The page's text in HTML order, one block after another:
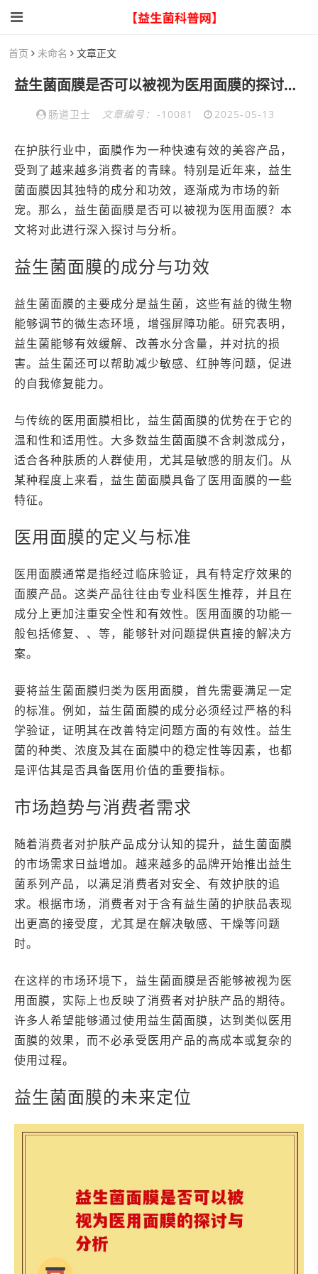
首页 未命名 文章正文
益生菌面膜是否可以被视为医用面膜的探讨与分析
肠道卫士 文章编号： -10081 2025-05-13
在护肤行业中，面膜作为一种快速有效的美容产品，
受到了越来越多消费者的青睐。特别是近年来，益生
菌面膜因其独特的成分和功效，逐渐成为市场的新
宠。那么，益生菌面膜是否可以被视为医用面膜？本
文将对此进行深入探讨与分析。
益生菌面膜的成分与功效
益生菌面膜的主要成分是益生菌，这些有益的微生物
能够调节的微生态环境，增强屏障功能。研究表明，
益生菌能够有效缓解、改善水分含量，并对抗的损
害。益生菌还可以帮助减少敏感、红肿等问题，促进
的自我修复能力。
与传统的医用面膜相比，益生菌面膜的优势在于它的
温和性和适用性。大多数益生菌面膜不含刺激成分，
适合各种肤质的人群使用，尤其是敏感的朋友们。从
某种程度上来看，益生菌面膜具备了医用面膜的一些
特征。
医用面膜的定义与标准
医用面膜通常是指经过临床验证，具有特定疗效果的
面膜产品。这类产品往往由专业科医生推荐，并且在
成分上更加注重安全性和有效性。医用面膜的功能一
般包括修复、、等，能够针对问题提供直接的解决方
案。
要将益生菌面膜归类为医用面膜，首先需要满足一定
的标准。例如，益生菌面膜的成分必须经过严格的科
学验证，证明其在改善特定问题方面的有效性。益生
菌的种类、浓度及其在面膜中的稳定性等因素，也都
是评估其是否具备医用价值的重要指标。
市场趋势与消费者需求
随着消费者对护肤产品成分认知的提升，益生菌面膜
的市场需求日益增加。越来越多的品牌开始推出益生
菌系列产品，以满足消费者对安全、有效护肤的追
求。根据市场，消费者对于含有益生菌的护肤品表现
出更高的接受度，尤其是在解决敏感、干燥等问题
时。
在这样的市场环境下，益生菌面膜是否能够被视为医
用面膜，实际上也反映了消费者对护肤产品的期待。
许多人希望能够通过使用益生菌面膜，达到类似医用
面膜的效果，而不必承受医用产品的高成本或复杂的
使用过程。
益生菌面膜的未来定位